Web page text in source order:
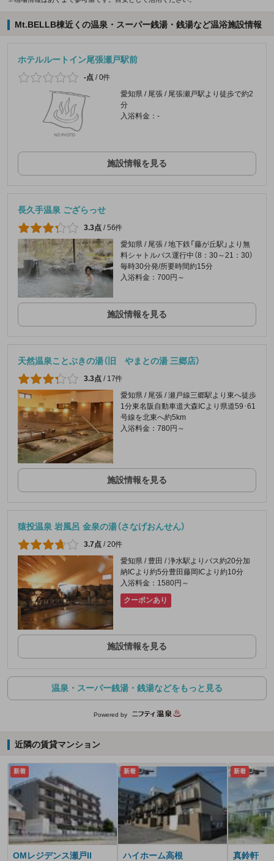
Mt.BELLB棟近くの温泉・スーパー銭湯・銭湯など温浴施設情報
ホテルルートイン尾張瀬戸駅前
-点 /0件
愛知県 / 尾張 / 尾張瀬戸駅より徒歩で約2
分
入浴料金：-
施設情報を見る
長久手温泉 ござらっせ
3.3点 /56件
愛知県 / 尾張 / 地下鉄「藤が丘駅」より無
料シャトルバス運行中（8：30～21：30）
毎時30分発/所要時間約15分
入浴料金：700円～
施設情報を見る
天然温泉ことぶきの湯（旧 やまとの湯 三郷店）
3.3点 / 17件
愛知県 / 尾張 / 瀬戸線三郷駅より東へ徒歩
1分東名阪自動車道大森ICより県道59･61
号線を北東へ約5km
入浴料金：780円～
施設情報を見る
猿投温泉 岩風呂 金泉の湯（さなげおんせん）
3.7点 /20件
愛知県 / 豊田 / 浄水駅よりバス約20分加
納ICより約5分豊田藤岡ICより約10分
入浴料金：1580円～
クーポンあり
施設情報を見る
温泉・スーパー銭湯・銭湯などをもっと見る
Powered by
近隣の賃貸マンション
新着
OMレジデンス瀬戸II
新着
ハイホーム高根
新着
真鈴軒